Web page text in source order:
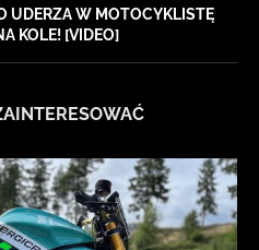
UDERZA W MOTOCYKLISTĘ
KOLE! [VIDEO]